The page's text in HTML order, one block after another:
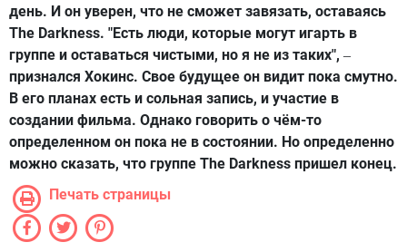
день. И он уверен, что не сможет завязать, оставаясь
The Darkness. "Есть люди, которые могут игарть в
группе и оставаться чистыми, но я не из таких", –
признался Хокинс. Свое будущее он видит пока смутно.
В его планах есть и сольная запись, и участие в
создании фильма. Однако говорить о чём-то
определенном он пока не в состоянии. Но определенно
можно сказать, что группе The Darkness пришел конец.
Печать страницы